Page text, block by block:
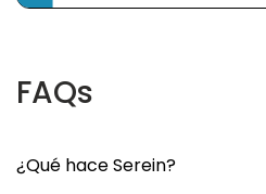
FAQs
¿Qué hace Serein?